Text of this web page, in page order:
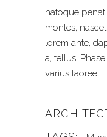
natoque
montes,
lorem ante,
a, tellus.
varius laoreet.